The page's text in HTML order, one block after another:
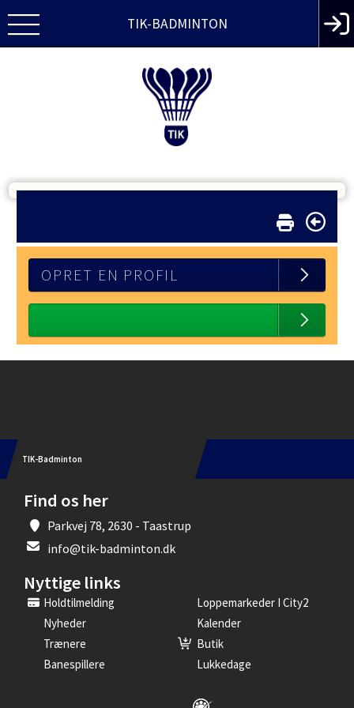
TIK-BADMINTON
OPRET EN PROFIL
TIK-Badminton
Find os her
Parkvej 78, 2630 - Taastrup
info@tik-badminton.dk
Nyttige links
Holdtilmelding
Loppemarkeder I City2
Nyheder
Kalender
Trænere
Butik
Banespillere
Lukkedage